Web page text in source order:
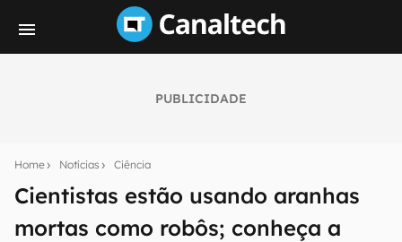
PUBLICIDADE
Home Notícias Ciência
Cientistas estão usando aranhas
mortas como robôs; conheça a
notícias e reviews sobre tecnologia em primeira
mão.
E-mail